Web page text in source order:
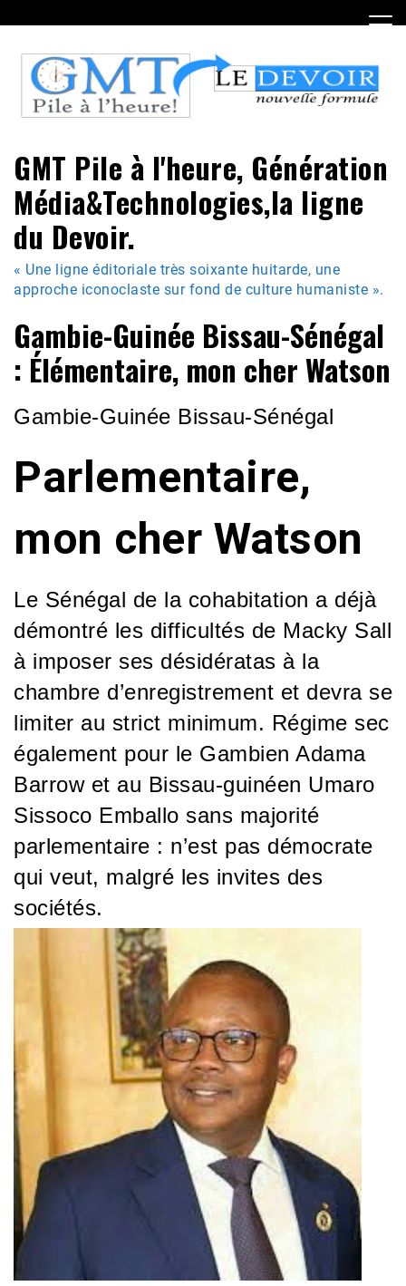
to
content
GMT Pile à l'heure, Génération
Média&Technologies,la ligne
du Devoir.
« Une ligne éditoriale très soixante huitarde, une
approche iconoclaste sur fond de culture humaniste ».
Gambie-Guinée Bissau-Sénégal
: Élémentaire, mon cher Watson
Gambie-Guinée Bissau-Sénégal
Parlementaire,
mon cher Watson
Le Sénégal de la cohabitation a déjà
démontré les difficultés de Macky Sall
à imposer ses désidératas à la
chambre d’enregistrement et devra se
limiter au strict minimum. Régime sec
également pour le Gambien Adama
Barrow et au Bissau-guinéen Umaro
Sissoco Emballo sans majorité
parlementaire : n’est pas démocrate
qui veut, malgré les invites des
sociétés.